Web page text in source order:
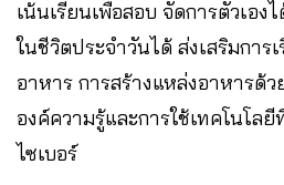
เน้นเรียนเพื่อสอบ จัดการตัวเอง
ในชีวิตประจำวันได้ ส่งเสริมการ
อาหาร การสร้างแหล่งอาหารด้
องค์ความรู้และการใช้เทคโนโล
ไซเบอร์